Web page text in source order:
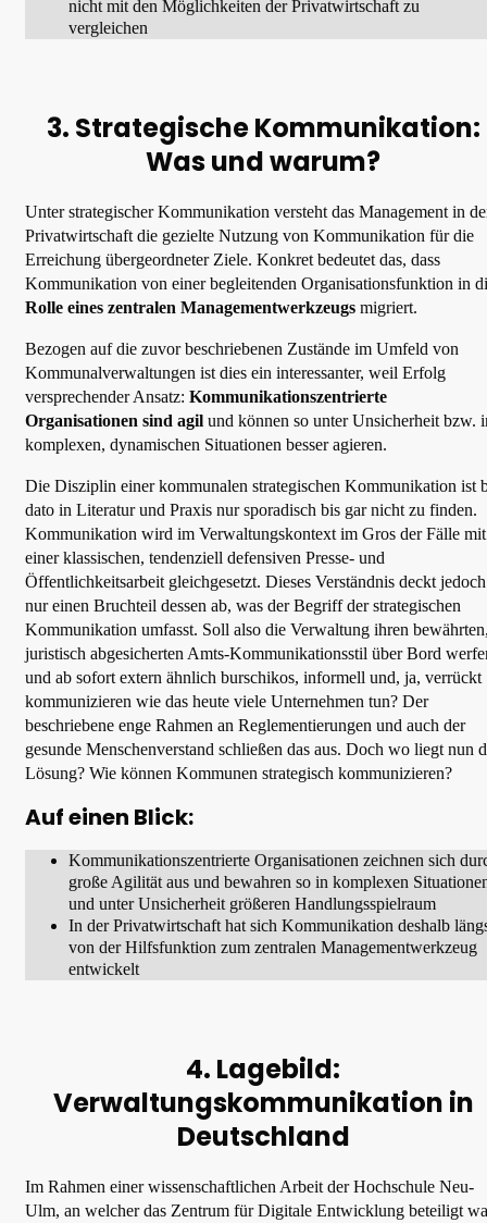
nicht mit den Möglichkeiten der Privatwirtschaft zu
vergleichen
3. Strategische Kommunikation:
Was und warum?
Unter strategischer Kommunikation versteht das Management in
Privatwirtschaft die gezielte Nutzung von Kommunikation für die
Erreichung übergeordneter Ziele. Konkret bedeutet das, dass
Kommunikation von einer begleitenden Organisationsfunktion in
Rolle eines zentralen Managementwerkzeugs migriert.
Bezogen auf die zuvor beschriebenen Zustände im Umfeld von
Kommunalverwaltungen ist dies ein interessanter, weil Erfolg
versprechender Ansatz: Kommunikationszentrierte
Organisationen sind agil und können so unter Unsicherheit bzw.
komplexen, dynamischen Situationen besser agieren.
Die Disziplin einer kommunalen strategischen Kommunikation ist
dato in Literatur und Praxis nur sporadisch bis gar nicht zu finden.
Kommunikation wird im Verwaltungskontext im Gros der Fälle mit
einer klassischen, tendenziell defensiven Presse- und
Öffentlichkeitsarbeit gleichgesetzt. Dieses Verständnis deckt jedoch
nur einen Bruchteil dessen ab, was der Begriff der strategischen
Kommunikation umfasst. Soll also die Verwaltung ihren
juristisch abgesicherten Amts-Kommunikationsstil über Bord
und ab sofort extern ähnlich burschikos, informell und, ja, verrückt
kommunizieren wie das heute viele Unternehmen tun? Der
beschriebene enge Rahmen an Reglementierungen und auch der
gesunde Menschenverstand schließen das aus. Doch wo liegt nun
Lösung? Wie können Kommunen strategisch kommunizieren?
Auf einen Blick:
Kommunikationszentrierte Organisationen zeichnen sich
große Agilität aus und bewahren so in komplexen
und unter Unsicherheit größeren Handlungsspielraum
In der Privatwirtschaft hat sich Kommunikation deshalb
von der Hilfsfunktion zum zentralen Managementwerkzeug
entwickelt
4. Lagebild:
Verwaltungskommunikation in
Deutschland
Im Rahmen einer wissenschaftlichen Arbeit der Hochschule Neu-
Ulm, an welcher das Zentrum für Digitale Entwicklung beteiligt